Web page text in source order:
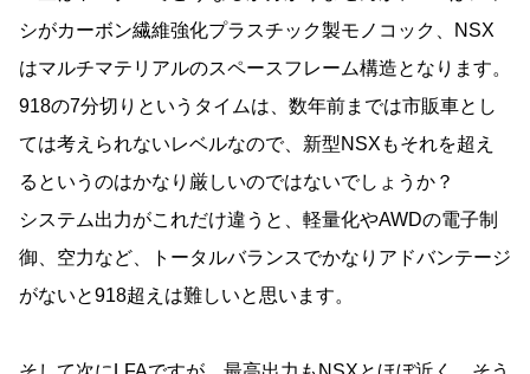
シがカーボン繊維強化プラスチック製モノコック、NSX
はマルチマテリアルのスペースフレーム構造となります。
918の7分切りというタイムは、数年前までは市販車とし
ては考えられないレベルなので、新型NSXもそれを超え
るというのはかなり厳しいのではないでしょうか？
システム出力がこれだけ違うと、軽量化やAWDの電子制
御、空力など、トータルバランスでかなりアドバンテージ
がないと918超えは難しいと思います。